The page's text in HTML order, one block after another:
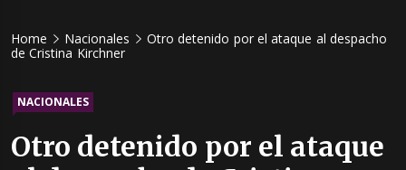
Home Nacionales
Otro detenido por el ataque al despacho
de Cristina Kirchner
NACIONALES
Otro detenido por el ataque